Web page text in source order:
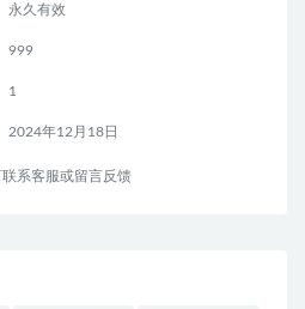
永久有效
999
1
2024年12月18日
系客服或留言反馈